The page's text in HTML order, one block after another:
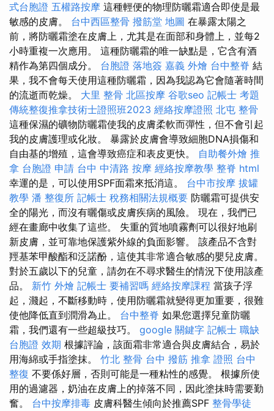
式台胞證 五權路按摩 這種輕便的物理防曬霜適合即使是最
敏感的皮膚。 台中西區整骨 撥筋堂 地圖 在暴露太陽之
前，將防曬霜塗在皮膚上，尤其是在面部和身體上，並每2
小時重複一次應用。 這種防曬霜的唯一缺點是，它含有酒
精作為第四個成分。 台胞證 落地簽 嘉義 外燴 台中整脊 結
果，我不會每天使用這種防曬霜，因為我認為它會隨著時間
的流逝而乾燥。 大里 整骨 北區按摩 谷歌seo 記帳士 考題
傳統整復推拿技術士證照班2023 經絡按摩證照 北屯 整骨
這種保濕的礦物防曬霜使我的皮膚柔軟而彈性，但不會引起
我的皮膚護理或化妝。 暴露於皮膚會導致細胞DNA損傷和
自由基的增殖，這會導致癌症和表皮更快。 自助餐外燴 推
拿 台胞證 申請 台中 中清路 按摩 經絡按摩教學 整脊 html
幸運的是，可以使用SPF面霜來抵消這。 台中市按摩 拔罐
教學 潘 整復所 記帳士 稅務相關法規概要 防曬霜可提供安
全的陽光，而沒有曬傷或皮​​膚疾病的風險。 現在，我們已
經在畫廊中收集了這些。 失重的質地噴霧劑可以很好地刷
新皮膚，並可靠地保護紫外線的負面影響。 該產品不含對
羥基苯甲酸酯和泛諾酚，這使其非常適合敏感的嬰兒皮膚。
對於五歲以下的兒童，請勿在不尋求醫生的情況下使用該產
品。 新竹 外燴 記帳士 要補習嗎 經絡按摩課程 當孩子浮
起，濺起，不斷移動時，使用防曬霜就變得更加重要，很難
使他降低直到潤滑為止。 台中整脊 如果您選擇兒童防曬
霜，我們還有一些超級技巧。 google 關鍵字 記帳士 職缺
台胞證 效期 根據評論，該面霜非常適合與皮膚結合，易於
用海綿或手指塗抹。 竹北 整骨 台中 撥筋 推拿 證照 台中
整復 不要係好層，否則可能是一種粘性的感覺。 根據所使
用的過濾器，奶油在皮膚上的掉落不同，因此塗抹時需要勤
奮。 台中按摩排毒 皮膚科醫生傾向於推薦SPF 整骨學徒